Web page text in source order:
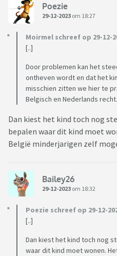
Poezie
29-12-2023 om 18:27
Moirmel schreef op 29-12-
[..]
Door problemen kan het
ontheven wordt en dat het
misschien zitten we hier te
Belgisch en Nederlands recht.
Dan kiest het kind toch nog
bepalen waar dit kind moet
België minderjarigen zelf
Bailey26
29-12-2023 om 18:32
Poezie schreef op 29-12-
[..]
Dan kiest het kind toch nog
waar dit kind moet wonen.